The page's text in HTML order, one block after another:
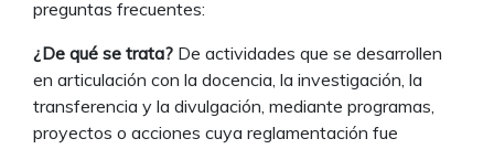
preguntas frecuentes:
¿De qué se trata? De actividades que se desarrollen
en articulación con la docencia, la investigación, la
transferencia y la divulgación, mediante programas,
proyectos o acciones cuya reglamentación fue